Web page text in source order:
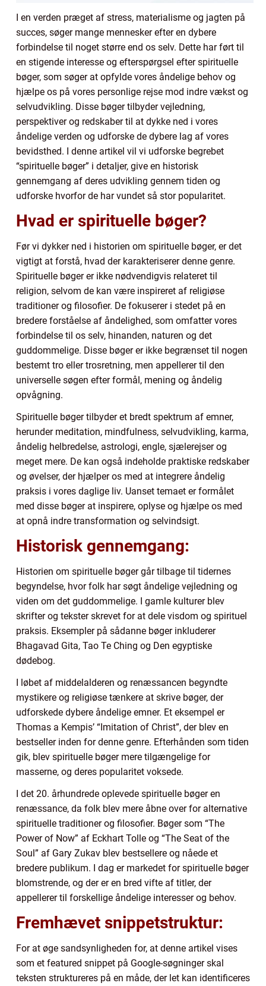
I en verden præget af stress, materialisme og jagten på
succes, søger mange mennesker efter en dybere
forbindelse til noget større end os selv. Dette har ført til
en stigende interesse og efterspørgsel efter spirituelle
bøger, som søger at opfylde vores åndelige behov og
hjælpe os på vores personlige rejse mod indre vækst og
selvudvikling. Disse bøger tilbyder vejledning,
perspektiver og redskaber til at dykke ned i vores
åndelige verden og udforske de dybere lag af vores
bevidsthed. I denne artikel vil vi udforske begrebet
“spirituelle bøger” i detaljer, give en historisk
gennemgang af deres udvikling gennem tiden og
udforske hvorfor de har vundet så stor popularitet.
Hvad er spirituelle bøger?
Før vi dykker ned i historien om spirituelle bøger, er det
vigtigt at forstå, hvad der karakteriserer denne genre.
Spirituelle bøger er ikke nødvendigvis relateret til
religion, selvom de kan være inspireret af religiøse
traditioner og filosofier. De fokuserer i stedet på en
bredere forståelse af åndelighed, som omfatter vores
forbindelse til os selv, hinanden, naturen og det
guddommelige. Disse bøger er ikke begrænset til nogen
bestemt tro eller trosretning, men appellerer til den
universelle søgen efter formål, mening og åndelig
opvågning.
Spirituelle bøger tilbyder et bredt spektrum af emner,
herunder meditation, mindfulness, selvudvikling, karma,
åndelig helbredelse, astrologi, engle, sjælerejser og
meget mere. De kan også indeholde praktiske redskaber
og øvelser, der hjælper os med at integrere åndelig
praksis i vores daglige liv. Uanset temaet er formålet
med disse bøger at inspirere, oplyse og hjælpe os med
at opnå indre transformation og selvindsigt.
Historisk gennemgang:
Historien om spirituelle bøger går tilbage til tidernes
begyndelse, hvor folk har søgt åndelige vejledning og
viden om det guddommelige. I gamle kulturer blev
skrifter og tekster skrevet for at dele visdom og spirituel
praksis. Eksempler på sådanne bøger inkluderer
Bhagavad Gita, Tao Te Ching og Den egyptiske
dødebog.
I løbet af middelalderen og renæssancen begyndte
mystikere og religiøse tænkere at skrive bøger, der
udforskede dybere åndelige emner. Et eksempel er
Thomas a Kempis’ “Imitation of Christ”, der blev en
bestseller inden for denne genre. Efterhånden som tiden
gik, blev spirituelle bøger mere tilgængelige for
masserne, og deres popularitet voksede.
I det 20. århundrede oplevede spirituelle bøger en
renæssance, da folk blev mere åbne over for alternative
spirituelle traditioner og filosofier. Bøger som “The
Power of Now” af Eckhart Tolle og “The Seat of the
Soul” af Gary Zukav blev bestsellere og nåede et
bredere publikum. I dag er markedet for spirituelle bøger
blomstrende, og der er en bred vifte af titler, der
appellerer til forskellige åndelige interesser og behov.
Fremhævet snippetstruktur:
For at øge sandsynligheden for, at denne artikel vises
som et featured snippet på Google-søgninger skal
teksten struktureres på en måde, der let kan identificeres